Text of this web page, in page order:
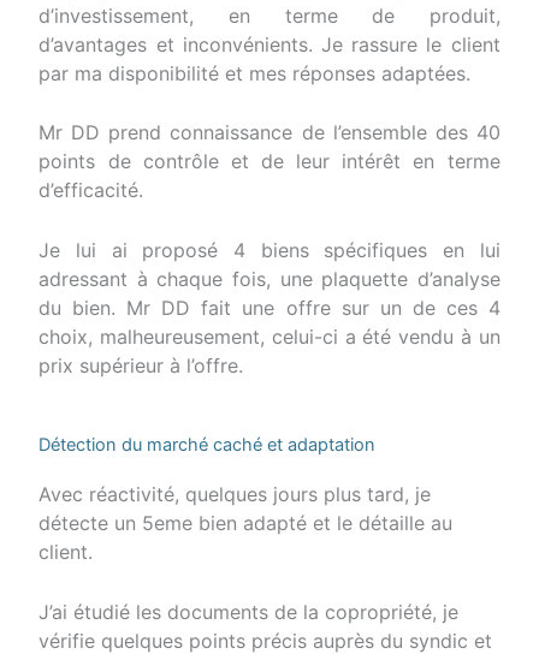
d’investissement, en terme de produit,
d’avantages et inconvénients. Je rassure le client
par ma disponibilité et mes réponses adaptées.
Mr DD prend connaissance de l’ensemble des 40
points de contrôle et de leur intérêt en terme
d’efficacité.
Je lui ai proposé 4 biens spécifiques en lui
adressant à chaque fois, une plaquette d’analyse
du bien. Mr DD fait une offre sur un de ces 4
choix, malheureusement, celui-ci a été vendu à un
prix supérieur à l’offre.
Détection du marché caché et adaptation
Avec réactivité, quelques jours plus tard, je
détecte un 5eme bien adapté et le détaille au
client.
J’ai étudié les documents de la copropriété, je
vérifie quelques points précis auprès du syndic et